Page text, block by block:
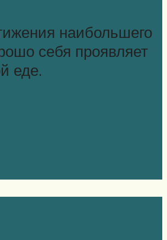
наибольшего
себя проявляет
еде.